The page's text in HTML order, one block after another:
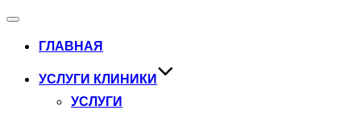
Переключить
ГЛАВНАЯ
УСЛУГИ КЛИНИКИ
УСЛУГИ